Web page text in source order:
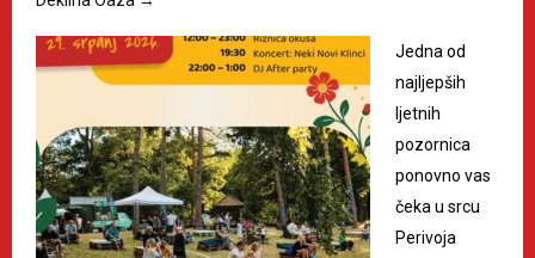
Jedna od
najljepših
ljetnih
pozornica
ponovno vas
čeka u srcu
Perivoja